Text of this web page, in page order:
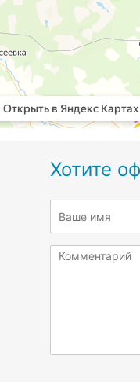
Хотите